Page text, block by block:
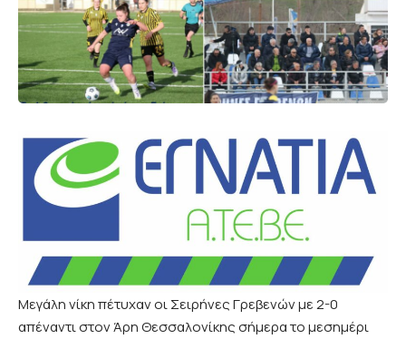
Μεγάλη νίκη πέτυχαν οι Σειρήνες Γρεβενών με 2-0
απέναντι στον Άρη Θεσσαλονίκης σήμερα το μεσημέρι